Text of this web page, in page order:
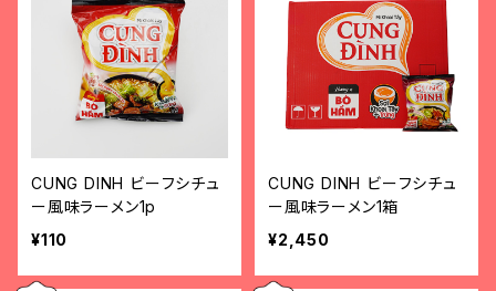
CUNG DINH ビーフシチュ
ー風味ラーメン1p
¥110
CUNG DINH ビーフシチュ
ー風味ラーメン1箱
¥2,450